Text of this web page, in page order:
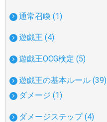
通常召喚 (1)
遊戯王 (4)
遊戯王OCG検定 (5)
遊戯王の基本ルール (39)
ダメージ (1)
ダメージステップ (4)